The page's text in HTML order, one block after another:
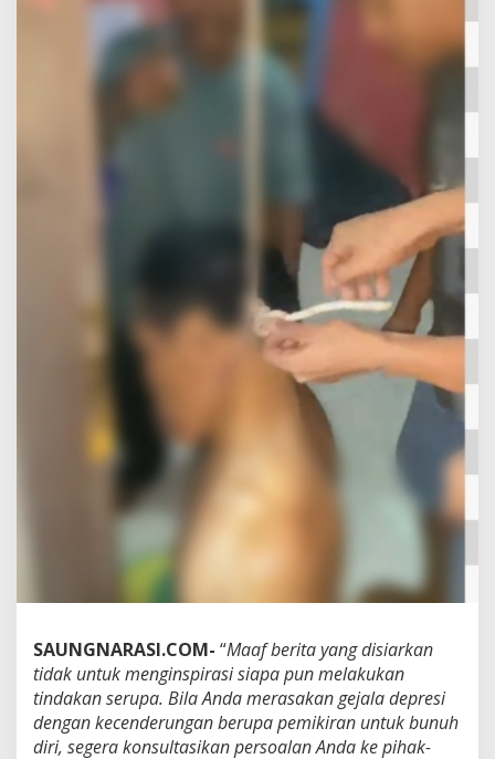
SAUNGNARASI.COM- “Maaf berita yang disiarkan
tidak untuk menginspirasi siapa pun melakukan
tindakan serupa. Bila Anda merasakan gejala depresi
dengan kecenderungan berupa pemikiran untuk bunuh
diri, segera konsultasikan persoalan Anda ke pihak-